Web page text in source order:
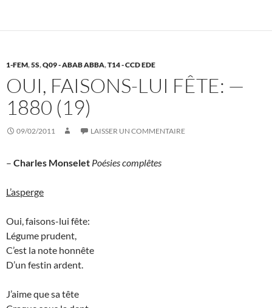
1-FEM,5S,Q09 - ABAB ABBA,T14 - CCD EDE
OUI, FAISONS-LUI FÊTE: —
1880 (19)
09/02/2011 LAISSER UN COMMENTAIRE
– Charles Monselet Poésies complêtes
L’asperge
Oui, faisons-lui fête:
Légume prudent,
C’est la note honnête
D’un festin ardent.
J’aime que sa tête